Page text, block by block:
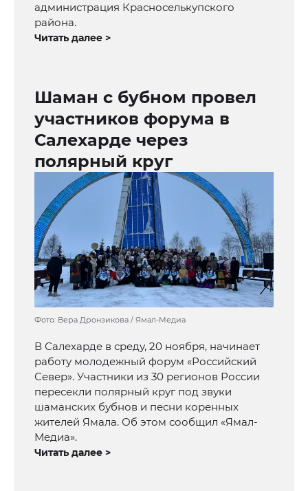
администрация Красноселькупского
района.
Читать далее >
Шаман с бубном провел
участников форума в
Салехарде через
полярный круг
Фото: Вера Дронзикова / Ямал-Медиа
В Салехарде в среду, 20 ноября, начинает
работу молодежный форум «Российский
Север». Участники из 30 регионов России
пересекли полярный круг под звуки
шаманских бубнов и песни коренных
жителей Ямала. Об этом сообщил «Ямал-
Медиа».
Читать далее >